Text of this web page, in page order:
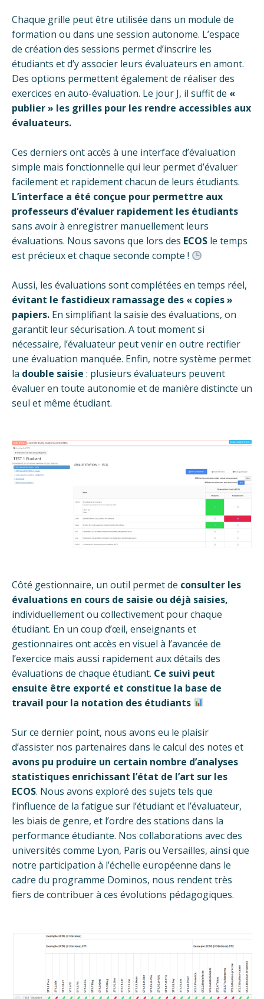
Chaque grille peut être utilisée dans un module de
formation ou dans une session autonome. L’espace
de création des sessions permet d’inscrire les
étudiants et d’y associer leurs évaluateurs en amont.
Des options permettent également de réaliser des
exercices en auto-évaluation. Le jour J, il suffit de «
publier » les grilles pour les rendre accessibles aux
évaluateurs.
Ces derniers ont accès à une interface d’évaluation
simple mais fonctionnelle qui leur permet d’évaluer
facilement et rapidement chacun de leurs étudiants.
L’interface a été conçue pour permettre aux
professeurs d’évaluer rapidement les étudiants
sans avoir à enregistrer manuellement leurs
évaluations. Nous savons que lors des ECOS le temps
est précieux et chaque seconde compte !
Aussi, les évaluations sont complétées en temps réel,
évitant le fastidieux ramassage des « copies »
papiers. En simplifiant la saisie des évaluations, on
garantit leur sécurisation. A tout moment si
nécessaire, l’évaluateur peut venir en outre rectifier
une évaluation manquée. Enfin, notre système permet
la double saisie : plusieurs évaluateurs peuvent
évaluer en toute autonomie et de manière distincte un
seul et même étudiant.
Côté gestionnaire, un outil permet de consulter les
évaluations en cours de saisie ou déjà saisies,
individuellement ou collectivement pour chaque
étudiant. En un coup d’œil, enseignants et
gestionnaires ont accès en visuel à l’avancée de
l’exercice mais aussi rapidement aux détails des
évaluations de chaque étudiant. Ce suivi peut
ensuite être exporté et constitue la base de
travail pour la notation des étudiants
Sur ce dernier point, nous avons eu le plaisir
d’assister nos partenaires dans le calcul des notes et
avons pu produire un certain nombre d’analyses
statistiques enrichissant l’état de l’art sur les
ECOS. Nous avons exploré des sujets tels que
l’influence de la fatigue sur l’étudiant et l’évaluateur,
les biais de genre, et l’ordre des stations dans la
performance étudiante. Nos collaborations avec des
universités comme Lyon, Paris ou Versailles, ainsi que
notre participation à l’échelle européenne dans le
cadre du programme Dominos, nous rendent très
fiers de contribuer à ces évolutions pédagogiques.